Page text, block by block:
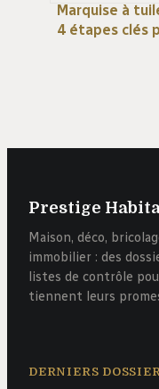
Marquise à
4 étapes clés
Prestige
Maison, déco,
immobilier : des
listes de contrôle
tiennent leurs
DERNIERS